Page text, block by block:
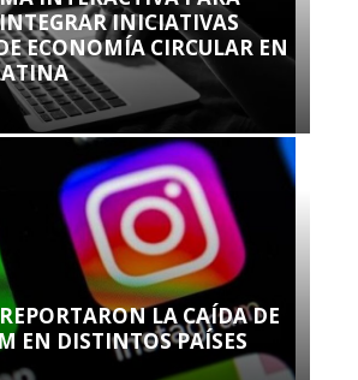
INICIATIVAS
ECONOMÍA CIRCULAR EN
LA CAÍDA DE
EN DISTINTOS PAÍSES